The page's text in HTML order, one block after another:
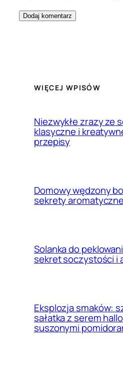
WIĘCEJ WPISÓW
Niezwykłe zrazy ze
klasyczne i
przepisy
Domowy wędzony
sekrety
Solanka do
sekret soczystości i
Eksplozja smaków:
sałatka z serem
suszonymi